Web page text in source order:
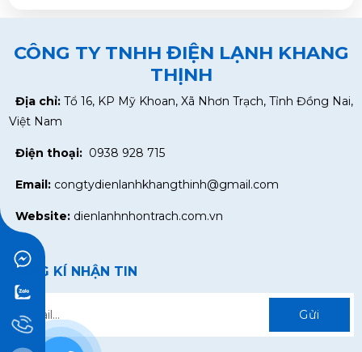
CÔNG TY TNHH ĐIỆN LẠNH KHANG
THỊNH
Địa chỉ:Tổ 16, KP Mỹ Khoan, Xã Nhơn Trạch, Tỉnh Đồng Nai,
Việt Nam
Điện thoại:0938 928 715
Email:congtydienlanhkhangthinh@gmail.com
Website:dienlanhnhontrach.com.vn
ĐĂNG KÍ NHẬN TIN
Gửi